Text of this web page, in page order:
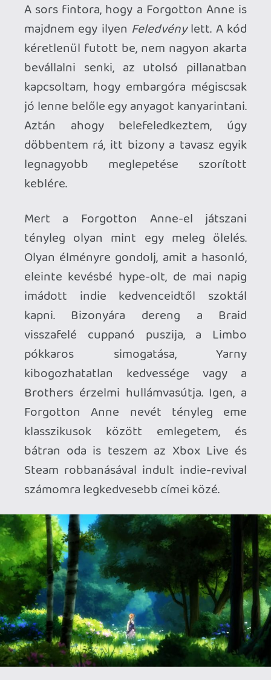
számomra legkedvesebb címei közé.
Alapjaiban ismerős dolgokra alapoztak a
dán Throughline Games fejlesztői: az
Darkness féle narratív, ügyességi
platformer vonalba illeszkedik be a játék,
kevesebb akció/több puzzle
mérlegelgetés után. Anne, a kis nefelejcs
kalandjában magát a címszereplőt
irányítjuk, aki másodmagával tart rendet
a Feledvények világában - amikor
azonban egy lázadó akció során kitör a
pánik, az utcákon és a Forgotling lények
sorai között is felfordulás keletkezik.
Pedig a gőzpunk utópiában dolgozó
társadalom épp egy nagy fejlesztési
áttörés előtt áll, az örök enyészet elől a
ígéretével.
Gondolhatjuk, hogy a történetben nem
minden az, aminek először látszik. A
macska egér játékban pedig hol Anne az
üldöző, hol pedig ő kényszerül az egérke
műfajra jellemző haláljelenetek teljesen
vissza lettek szorítva, helyükbe olyan
narratív döntések kerülnek, amelyek
aztán a sztorit hatfelé tudják vinni a
forgatókönyv vége felé haladva. Emellett
platformer és puzzle szekciókat is
kapunk dögivel. Az Anne kezén lévő Arca
fegyver nem csak a renegát Feledvények
elpusztítására alkalmas (van erre szükség
egyáltalán?), hanem egy egységnyi Anima
energiát tud tárolni, ami a világ gépeit,